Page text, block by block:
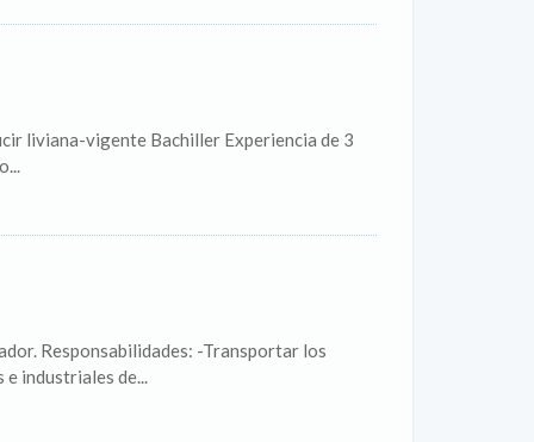
liviana-vigente Bachiller Experiencia de 3
Responsabilidades: -Transportar los
industriales de...